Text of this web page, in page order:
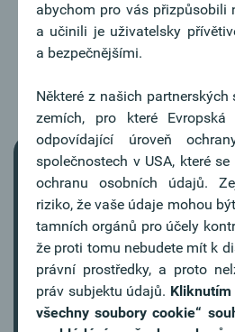
MT940
CAMT53
You do not see a
have not accepted
Accept media
abychom pro vás přizpůsobili
a učinili je uživatelsky
a bezpečnějšími.
Některé z našich
zemích, pro které Evropská
odpovídající úroveň
společnostech v USA, které
ochranu osobních údajů.
riziko, že vaše údaje mohou
tamních orgánů pro účely
že proti tomu nebudete mít k
právní prostředky, a proto
práv subjektu údajů.
všechny soubory cookie“